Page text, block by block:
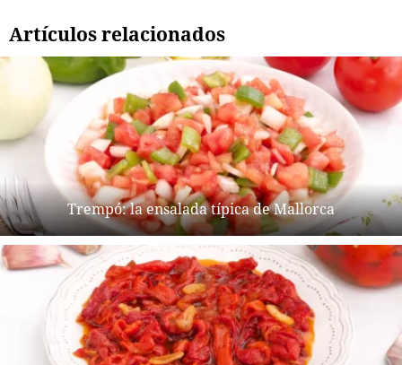
Artículos relacionados
Trempó: la ensalada típica de Mallorca